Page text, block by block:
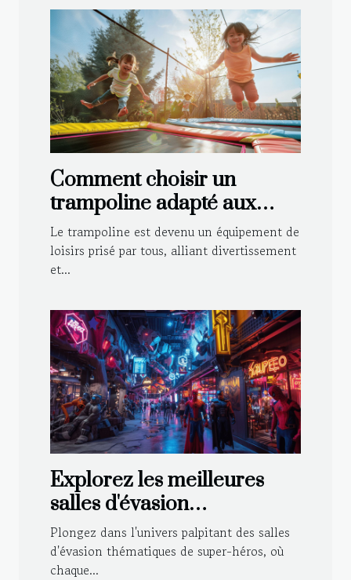
Comment choisir un
trampoline adapté aux
enfants et aux adultes
Le trampoline est devenu un équipement de
loisirs prisé par tous, alliant divertissement
et...
Explorez les meilleures
salles d'évasion
thématiques de super-
héros
Plongez dans l'univers palpitant des salles
d'évasion thématiques de super-héros, où
chaque...